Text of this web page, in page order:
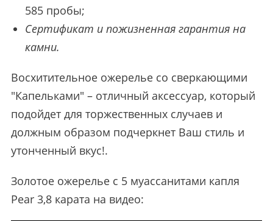
585 пробы;
Сертификат и пожизненная гарантия на
камни.
Восхитительное ожерелье со сверкающими
"Капельками" – отличный аксессуар, который
подойдет для торжественных случаев и
должным образом подчеркнет Ваш стиль и
утонченный вкус!.
Золотое ожерелье с 5 муассанитами капля
Pear 3,8 карата на видео: